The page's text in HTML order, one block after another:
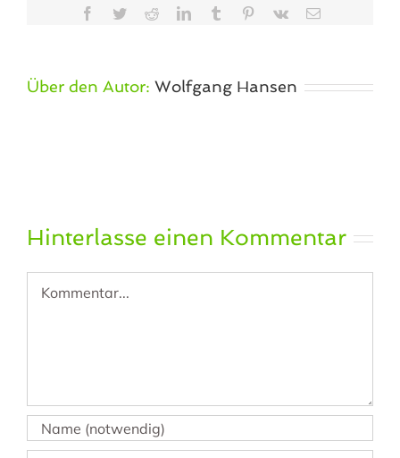
Facebook
TwitterRedditLinkedInTumblr Pinterest
Vk
E-
Über den Autor: Wolfgang Hansen
Hinterlasse einen Kommentar
Kommentar